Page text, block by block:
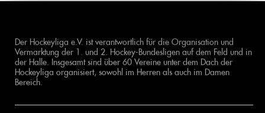
Der Hockeyliga e.V. ist verantwortlich für die Organisation und
Vermarktung der 1. und 2. Hockey-Bundesligen auf dem Feld und in
der Halle. Insgesamt sind über 60 Vereine unter dem Dach der
Hockeyliga organisiert, sowohl im Herren als auch im Damen
Bereich.